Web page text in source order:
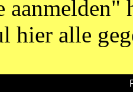
hier alle